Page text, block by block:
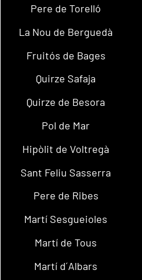
Pere de Torelló
La Nou de Berguedà
Fruitós de Bages
Quirze Safaja
Quirze de Besora
Pol de Mar
Hipòlit de Voltregà
Sant Feliu Sasserra
Pere de Ribes
Martí Sesgueioles
Martí de Tous
Martí d´Albars